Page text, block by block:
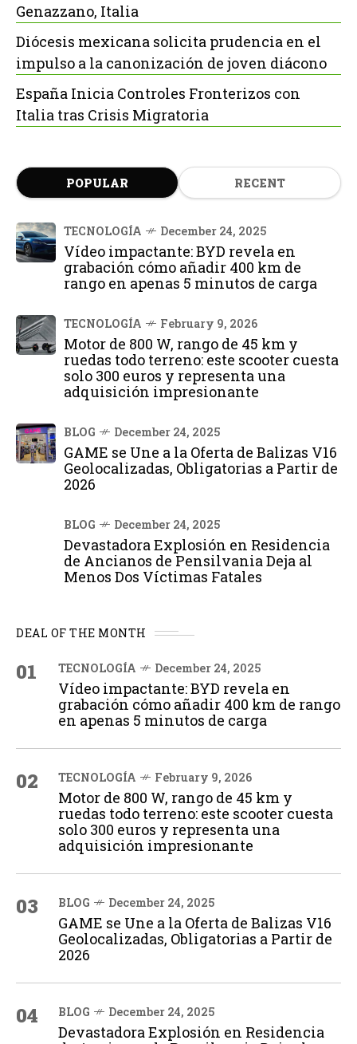
Genazzano, Italia
Diócesis mexicana solicita prudencia en el
impulso a la canonización de joven diácono
España Inicia Controles Fronterizos con
Italia tras Crisis Migratoria
POPULAR RECENT
TECNOLOGÍA December 24, 2025
Vídeo impactante: BYD revela en
grabación cómo añadir 400 km de
rango en apenas 5 minutos de carga
TECNOLOGÍA February 9, 2026
Motor de 800 W, rango de 45 km y
ruedas todo terreno: este scooter cuesta
solo 300 euros y representa una
adquisición impresionante
BLOG December 24, 2025
GAME se Une a la Oferta de Balizas V16
Geolocalizadas, Obligatorias a Partir de
2026
BLOG December 24, 2025
Devastadora Explosión en Residencia
de Ancianos de Pensilvania Deja al
Menos Dos Víctimas Fatales
DEAL OF THE MONTH
01 TECNOLOGÍA December 24, 2025
Vídeo impactante: BYD revela en
grabación cómo añadir 400 km de rango
en apenas 5 minutos de carga
02 TECNOLOGÍA February 9, 2026
Motor de 800 W, rango de 45 km y
ruedas todo terreno: este scooter cuesta
solo 300 euros y representa una
adquisición impresionante
03 BLOG December 24, 2025
GAME se Une a la Oferta de Balizas V16
Geolocalizadas, Obligatorias a Partir de
2026
04 BLOG December 24, 2025
Devastadora Explosión en Residencia